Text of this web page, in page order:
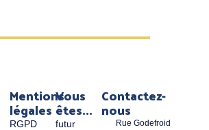
Vous
êtes...
futur
Mentions
légales
RGPD
Contactez-
nous
Rue Godefroid